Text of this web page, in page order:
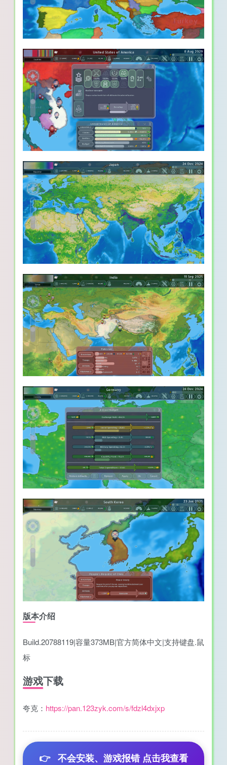
版本介绍
Build.20788119|容量373MB|官方简体中文|支持键盘.鼠
标
游戏下载
夸克： https://pan.123zyk.com/s/fdzl4dxjxp
👉 不会安装、游戏报错 点击我查看